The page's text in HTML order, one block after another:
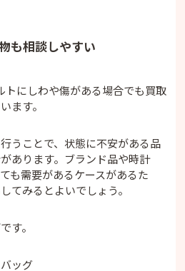
も相談しやすい
トにしわや傷がある場合でも買取
ます。
うことで、状態に不安がある品
あります。ブランド品や時計
も需要があるケースがあるた
てみるとよいでしょう。
す。
ッグ